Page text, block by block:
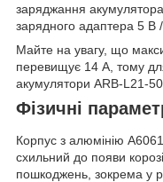
заряджання
зарядного адаптера 5 В
Майте на увагу, що
перевищує 14 А, тому
акумулятори ARB-L21-
Фізичні
Корпус з алюмінію
схильний до появи
пошкоджень, зокрема у